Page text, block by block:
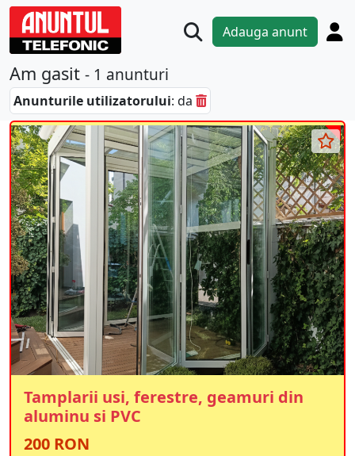
Adauga anunt
Am gasit - 1 anunturi
Anunturile utilizatorului: da
Tamplarii usi, ferestre, geamuri din
aluminu si PVC
200 RON